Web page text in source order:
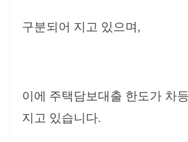
구분되어 지고 있으며,
이에 주택담보대출 한도가 차
지고 있습니다.